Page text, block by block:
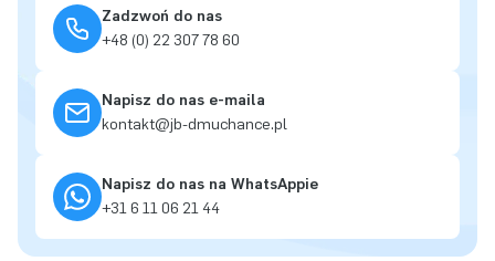
Zadzwoń do nas
+48 (0) 22 307 78 60
Napisz do nas e-maila
kontakt@jb-dmuchance.pl
Napisz do nas na WhatsAppie
+31 6 11 06 21 44